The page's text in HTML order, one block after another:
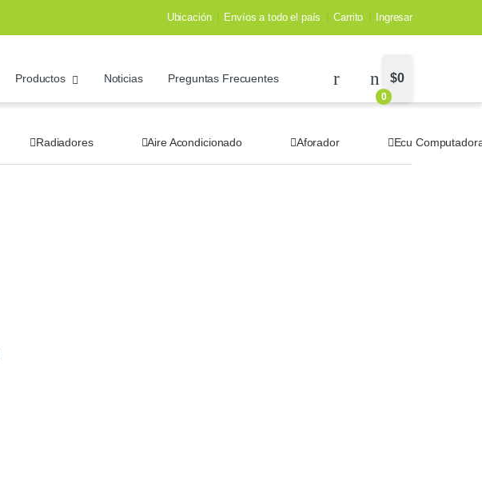
Ubicación Envíos a todo el país Carrito Ingresar
Productos Noticias Preguntas Frecuentes
0
$0
Radiadores Aire Acondicionado Aforador Ecu